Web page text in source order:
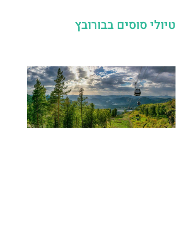
טיולי סוסים בבורובץ